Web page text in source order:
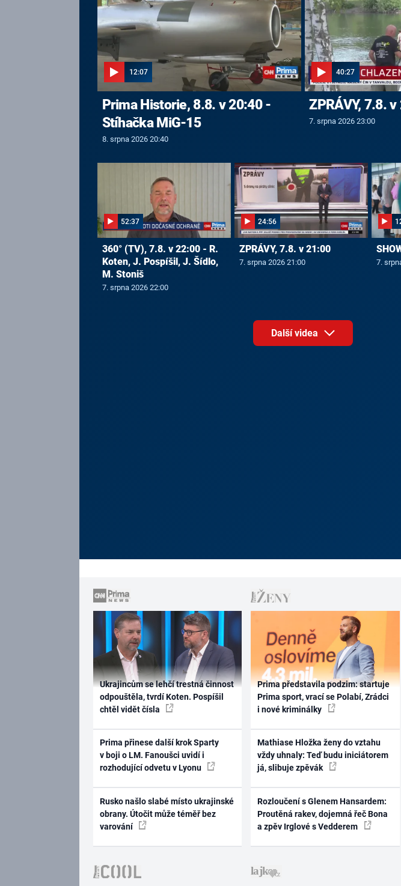
12:07
Prima Historie, 8.8. v 20:40 -
Stíhačka MiG-15
8. srpna 2026 20:40
40:27
ZPRÁVY, 7.8.
7. srpna 2026 23:00
52:37
360° (TV), 7.8. v 22:00 - R.
Koten, J. Pospíšil, J. Šídlo,
M. Stoniš
7. srpna 2026 22:00
24:56
ZPRÁVY, 7.8. v 21:00
7. srpna 2026 21:00 7.
Další videa
Ukrajincům se lehčí trestná činnost
odpouštěla, tvrdí Koten. Pospíšil
chtěl vidět čísla
Prima přinese další krok Sparty
v boji o LM. Fanoušci uvidí i
rozhodující odvetu v Lyonu
Rusko našlo slabé místo ukrajinské
obrany. Útočit může téměř bez
varování
Prima představila podzim: startuje
Prima sport, vrací se Polabí, Zrádci
i nové kriminálky
Mathiase Hložka ženy do vztahu
vždy uhnaly: Teď budu iniciátorem
já, slibuje zpěvák
Rozloučení s Glenem Hansardem:
Proutěná rakev, dojemná řeč Bona
a zpěv Irglové s Vedderem